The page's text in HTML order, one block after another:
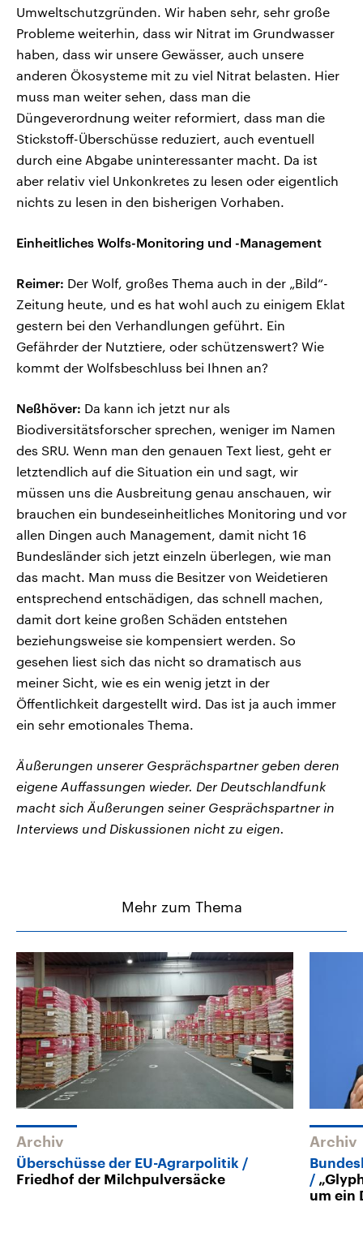
Umweltschutzgründen. Wir haben sehr, sehr große
Probleme weiterhin, dass wir Nitrat im Grundwasser
haben, dass wir unsere Gewässer, auch unsere
anderen Ökosysteme mit zu viel Nitrat belasten. Hier
muss man weiter sehen, dass man die
Düngeverordnung weiter reformiert, dass man die
Stickstoff-Überschüsse reduziert, auch eventuell
durch eine Abgabe uninteressanter macht. Da ist
aber relativ viel Unkonkretes zu lesen oder eigentlich
nichts zu lesen in den bisherigen Vorhaben.
Einheitliches Wolfs-Monitoring und -Management
Reimer: Der Wolf, großes Thema auch in der „Bild“-
Zeitung heute, und es hat wohl auch zu einigem Eklat
gestern bei den Verhandlungen geführt. Ein
Gefährder der Nutztiere, oder schützenswert? Wie
kommt der Wolfsbeschluss bei Ihnen an?
Neßhöver: Da kann ich jetzt nur als
Biodiversitätsforscher sprechen, weniger im Namen
des SRU. Wenn man den genauen Text liest, geht er
letztendlich auf die Situation ein und sagt, wir
müssen uns die Ausbreitung genau anschauen, wir
brauchen ein bundeseinheitliches Monitoring und vor
allen Dingen auch Management, damit nicht 16
Bundesländer sich jetzt einzeln überlegen, wie man
das macht. Man muss die Besitzer von Weidetieren
entsprechend entschädigen, das schnell machen,
damit dort keine großen Schäden entstehen
beziehungsweise sie kompensiert werden. So
gesehen liest sich das nicht so dramatisch aus
meiner Sicht, wie es ein wenig jetzt in der
Öffentlichkeit dargestellt wird. Das ist ja auch immer
ein sehr emotionales Thema.
Äußerungen unserer Gesprächspartner geben deren
eigene Auffassungen wieder. Der Deutschlandfunk
macht sich Äußerungen seiner Gesprächspartner in
Interviews und Diskussionen nicht zu eigen.
Mehr zum Thema
Archiv
Überschüsse der EU-Agrarpolitik
Friedhof der Milchpulversäcke
Archiv
um ein